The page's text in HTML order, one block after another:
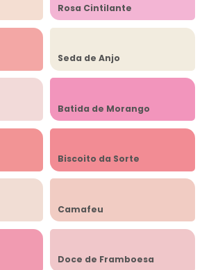
Rosa Cintilante
Seda de Anjo
Batida de Morango
Biscoito da Sorte
Camafeu
Doce de Framboesa